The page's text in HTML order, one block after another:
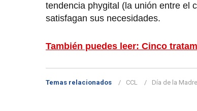
tendencia phygital (la unión entre el
satisfagan sus necesidades.
También puedes leer: Cinco
Temas relacionados CCL Día de la Madre